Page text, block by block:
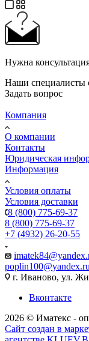
Нужна
Наши специалисты
Задать вопрос
Компания
О компании
Контакты
Юридическая
Информация
Условия оплаты
Условия доставки
8 (800) 775-69-37
8 (800) 775-69-37
+7 (4932) 26-20-55
poplin100@yandex.ru
г. Иваново, ул.
Вконтакте
2026 © Иматекс -
Сайт создан в